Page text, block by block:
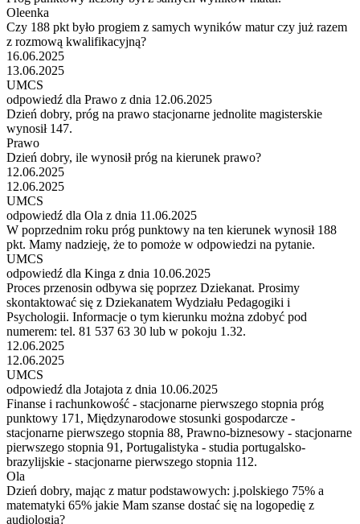
Oleenka
Czy 188 pkt było progiem z samych wyników matur czy już razem
z rozmową kwalifikacyjną?
16.06.2025
13.06.2025
UMCS
odpowiedź dla Prawo z dnia 12.06.2025
Dzień dobry, próg na prawo stacjonarne jednolite magisterskie
wynosił 147.
Prawo
Dzień dobry, ile wynosił próg na kierunek prawo?
12.06.2025
12.06.2025
UMCS
odpowiedź dla Ola z dnia 11.06.2025
W poprzednim roku próg punktowy na ten kierunek wynosił 188
pkt. Mamy nadzieję, że to pomoże w odpowiedzi na pytanie.
UMCS
odpowiedź dla Kinga z dnia 10.06.2025
Proces przenosin odbywa się poprzez Dziekanat. Prosimy
skontaktować się z Dziekanatem Wydziału Pedagogiki i
Psychologii. Informacje o tym kierunku można zdobyć pod
numerem: tel. 81 537 63 30 lub w pokoju 1.32.
12.06.2025
12.06.2025
UMCS
odpowiedź dla Jotajota z dnia 10.06.2025
Finanse i rachunkowość - stacjonarne pierwszego stopnia próg
punktowy 171, Międzynarodowe stosunki gospodarcze -
stacjonarne pierwszego stopnia 88, Prawno-biznesowy - stacjonarne
pierwszego stopnia 91, Portugalistyka - studia portugalsko-
brazylijskie - stacjonarne pierwszego stopnia 112.
Ola
Dzień dobry, mając z matur podstawowych: j.polskiego 75% a
matematyki 65% jakie Mam szanse dostać się na logopedię z
audiologią?